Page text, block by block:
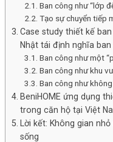
Ban công như “lớp
Tạo sự chuyển tiếp
Case study thiết kế
Nhật tái định nghĩa
Ban công như một
Ban công như khu
Ban công như
BeniHOME ứng dụng
trong căn hộ tại Việt
Lời kết: Không gian
sống